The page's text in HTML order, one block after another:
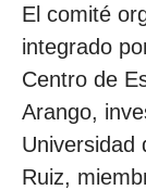
El comité
integrado
Centro de
Arango,
Universidad
Ruiz,